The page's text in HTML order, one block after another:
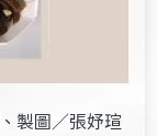
、製圖／張妤瑄